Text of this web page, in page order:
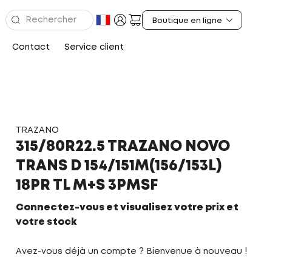
Contact Service client
TRAZANO
315/80R22.5 TRAZANO NOVO
TRANS D 154/151M(156/153L)
18PR TL M+S 3PMSF
Connectez-vous et visualisez votre prix et
votre stock
Avez-vous déjà un compte ? Bienvenue à nouveau !